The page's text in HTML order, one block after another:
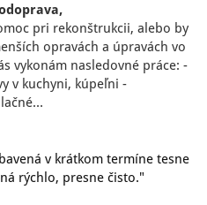
pri rekonštrukcii, alebo by
opravách a úpravách vo
vykonám nasledovné práce: -
v kuchyni, kúpeľni -
v krátkom termíne tesne
rýchlo, presne čisto."